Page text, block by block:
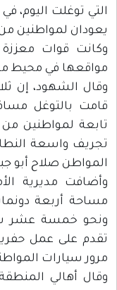
التي توغلت اليوم،
يعودان لمواطنين من
وكانت قوات
مواقعها في محيط
وقال الشهود، إن
قامت بالتوغل
تابعة لمواطنين من
المواطن صلاح أبو
وأضافت مديرية
مساحة أربعة
ونحو خمسة عشر
تقدم على عمل
مرور سيارات
وقال أهالي